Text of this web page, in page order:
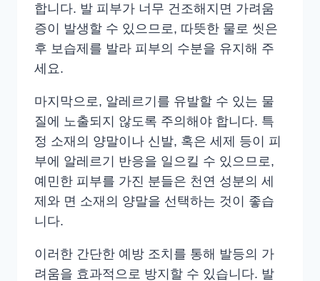
합니다. 발 피부가 너무 건조해지면 가려움
증이 발생할 수 있으므로, 따뜻한 물로 씻은
후 보습제를 발라 피부의 수분을 유지해 주
세요.
마지막으로, 알레르기를 유발할 수 있는 물
질에 노출되지 않도록 주의해야 합니다. 특
정 소재의 양말이나 신발, 혹은 세제 등이 피
부에 알레르기 반응을 일으킬 수 있으므로,
예민한 피부를 가진 분들은 천연 성분의 세
제와 면 소재의 양말을 선택하는 것이 좋습
니다.
이러한 간단한 예방 조치를 통해 발등의 가
려움을 효과적으로 방지할 수 있습니다. 발